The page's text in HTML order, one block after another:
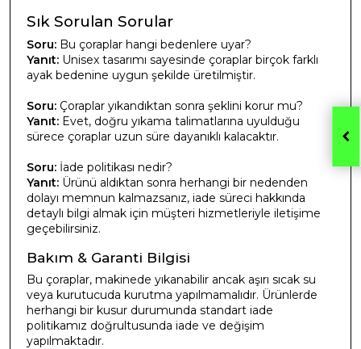
Sık Sorulan Sorular
Soru: Bu çoraplar hangi bedenlere uyar?
Yanıt: Unisex tasarımı sayesinde çoraplar birçok farklı
ayak bedenine uygun şekilde üretilmiştir.
Soru: Çoraplar yıkandıktan sonra şeklini korur mu?
Yanıt: Evet, doğru yıkama talimatlarına uyulduğu
sürece çoraplar uzun süre dayanıklı kalacaktır.
Soru: İade politikası nedir?
Yanıt: Ürünü aldıktan sonra herhangi bir nedenden
dolayı memnun kalmazsanız, iade süreci hakkında
detaylı bilgi almak için müşteri hizmetleriyle iletişime
geçebilirsiniz.
Bakım & Garanti Bilgisi
Bu çoraplar, makinede yıkanabilir ancak aşırı sıcak su
veya kurutucuda kurutma yapılmamalıdır. Ürünlerde
herhangi bir kusur durumunda standart iade
politikamız doğrultusunda iade ve değişim
yapılmaktadır.